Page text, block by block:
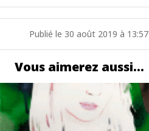
Publié le 30 août 2019 à 13:57
Vous aimerez aussi…